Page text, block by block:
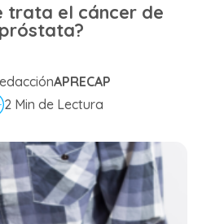
trata el cáncer de
próstata?
APRECAP
2 Min de Lectura